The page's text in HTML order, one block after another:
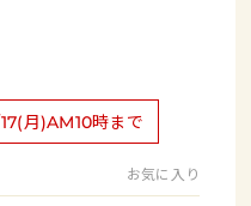
月)AM10時まで
お気に入り